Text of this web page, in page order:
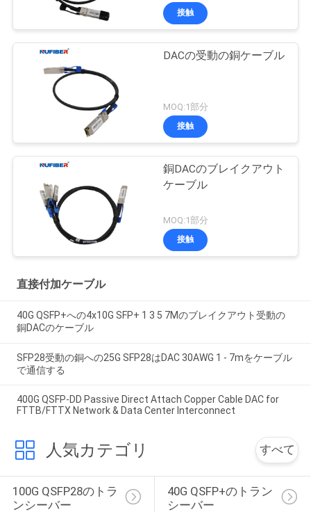
接触
DACの受動の銅ケーブル
MOQ:1部分
接触
銅DACのブレイクアウト
ケーブル
MOQ:1部分
接触
直接付加ケーブル
40G QSFP+への4x10G SFP+ 1 3 5 7Mのブレイクアウト受動の
銅DACのケーブル
SFP28受動の銅への25G SFP28はDAC 30AWG 1 - 7mをケーブル
で通信する
400G QSFP-DD Passive Direct Attach Copper Cable DAC for
FTTB/FTTX Network & Data Center Interconnect
人気カテゴリ すべて
100G QSFP28のトラ
ンシーバー
40G QSFP+のトラン
シーバー